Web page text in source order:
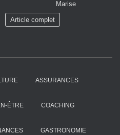
Marise
Article complet
ASSURANCES
ÊTRE COACHING
GASTRONOMIE